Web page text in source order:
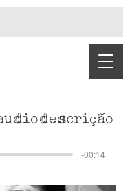
-00:14